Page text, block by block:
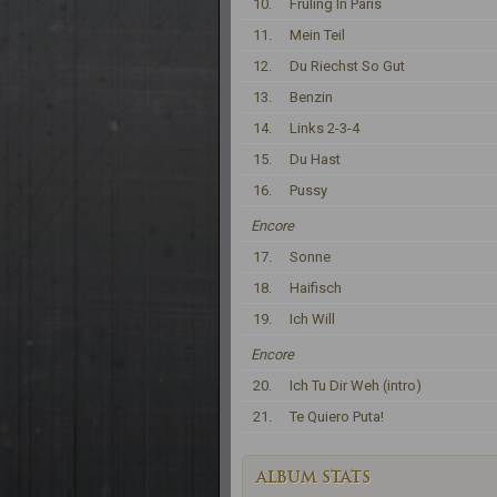
10.
Fruling In Paris
11.
Mein Teil
12.
Du Riechst So Gut
13.
Benzin
14.
Links 2-3-4
15.
Du Hast
16.
Pussy
Encore
17.
Sonne
18.
Haifisch
19.
Ich Will
Encore
20.
Ich Tu Dir Weh (intro)
21.
Te Quiero Puta!
ALBUM STATS